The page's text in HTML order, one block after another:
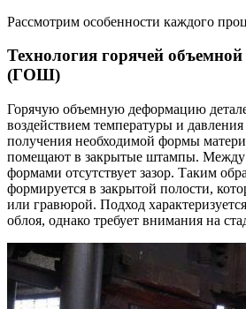
Рассмотрим особенности каждого
Технология горячей
(ГОШ)
Горячую объемную деформацию
воздействием температуры и давления
получения необходимой формы
помещают в закрытые штампы. Между
формами отсутствует зазор. Таким
формируется в закрытой полости,
или гравюрой. Подход
облоя, однако требует внимания на